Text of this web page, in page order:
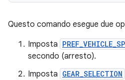
Questo comando esegue due
Imposta
secondo (arresto).
Imposta GEAR_SELECTION